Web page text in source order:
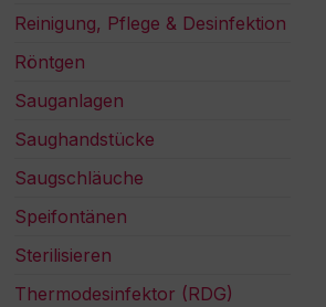
Reinigung, Pflege & Desinfektion
Röntgen
Sauganlagen
Saughandstücke
Saugschläuche
Speifontänen
Sterilisieren
Thermodesinfektor (RDG)